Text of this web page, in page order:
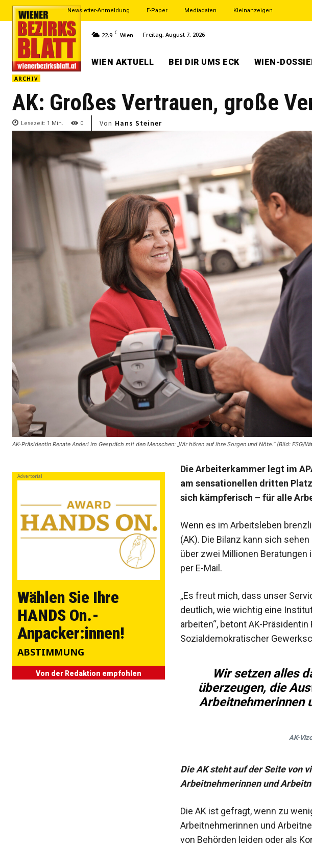
Newsletter-Anmeldung E-Paper Mediadaten Kleinanzeigen
22.9 C Wien Freitag, August 7, 2026
WIEN AKTUELL BEI DIR UMS ECK WIEN-
ARCHIV
AK: Großes Vertrauen, große
Lesezeit: 1 Min. 0 Von Hans Steiner
AK-Präsidentin Renate Anderl im Gespräch mit den Menschen: „Wir hören auf ihre Sorgen und Nöte.“ (Bild: FSG/
Advertorial
Wählen Sie Ihre
HANDS On.-
Anpacker:innen!
ABSTIMMUNG
Von der Redaktion empfohlen
Die Arbeiterkammer legt im
am sensationellen dritten
sich kämpferisch – für alle
Wenn es im ­Arbeitsleben
(AK). Die Bilanz kann sich
über zwei Millionen Beratungen
per E-Mail.
„Es freut mich, dass unser
deutlich, wie wichtig eine
arbeiten“, betont AK-Präsidentin
Sozialdemokratischer
Wir setzen alles
überzeugen, die
Arbeitnehmerinnen
AK-
Die AK steht auf der Seite von
Arbeitnehmerinnen und
Die AK ist gefragt, wenn zu
Arbeitnehmerinnen und
von Behörden leiden oder als